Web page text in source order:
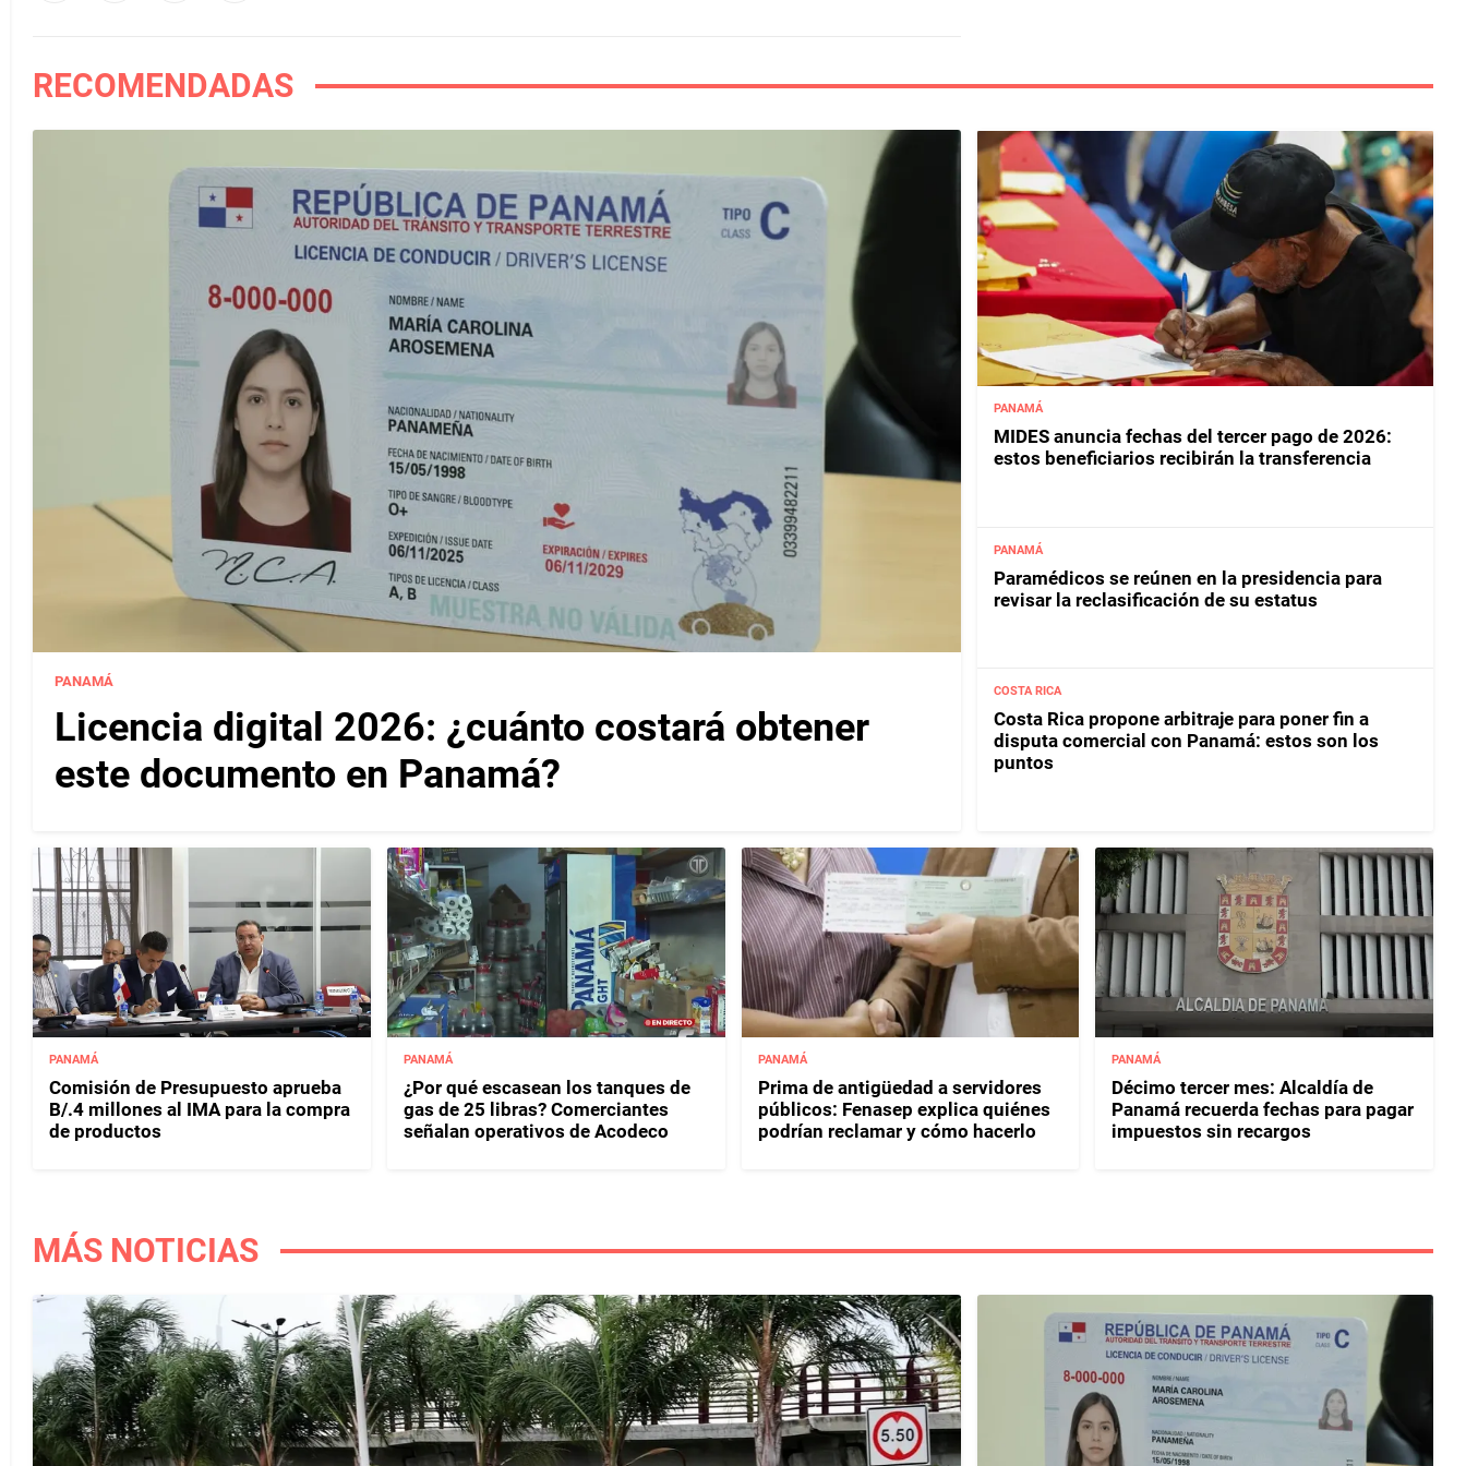
RECOMENDADAS
PANAMÁ
Licencia digital 2026: ¿cuánto costará obtener
este documento en Panamá?
PANAMÁ
MIDES anuncia fechas del tercer pago de 2026:
estos beneficiarios recibirán la transferencia
PANAMÁ
Paramédicos se reúnen en la presidencia para
revisar la reclasificación de su estatus
COSTA RICA
Costa Rica propone arbitraje para poner fin a
disputa comercial con Panamá: estos son los
puntos
PANAMÁ
Comisión de Presupuesto aprueba
B/.4 millones al IMA para la compra
de productos
PANAMÁ
¿Por qué escasean los tanques de
gas de 25 libras? Comerciantes
señalan operativos de Acodeco
PANAMÁ
Prima de antigüedad a servidores
públicos: Fenasep explica quiénes
podrían reclamar y cómo hacerlo
PANAMÁ
Décimo tercer mes: Alcaldía de
Panamá recuerda fechas para pagar
impuestos sin recargos
MÁS NOTICIAS